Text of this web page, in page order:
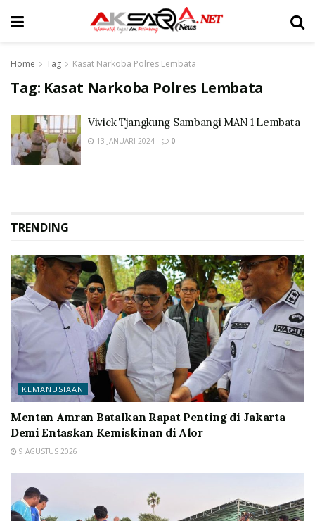
Home Tag Kasat Narkoba Polres Lembata
Tag: Kasat Narkoba Polres Lembata
Vivick Tjangkung Sambangi MAN 1 Lembata
13 JANUARI 2024 0
TRENDING
KEMANUSIAAN
Mentan Amran Batalkan Rapat Penting di Jakarta
Demi Entaskan Kemiskinan di Alor
9 AGUSTUS 2026